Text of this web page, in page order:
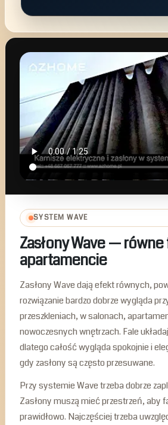
SYSTEM WAVE
Zasłony Wave — równe
apartamencie
Zasłony Wave dają efekt równych,
rozwiązanie bardzo dobrze wygląda
przeszkleniach, w salonach,
nowoczesnych wnętrzach. Fale
dlatego całość wygląda spokojnie i
gdy zasłony są często przesuwane.
Przy systemie Wave trzeba dobrze
Zasłony muszą mieć przestrzeń, aby
prawidłowo. Najczęściej trzeba